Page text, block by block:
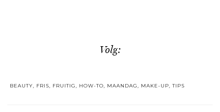
Volg:
BEAUTY, FRIS, FRUITIG, HOW-TO, MAANDAG, MAKE-UP,TIPS